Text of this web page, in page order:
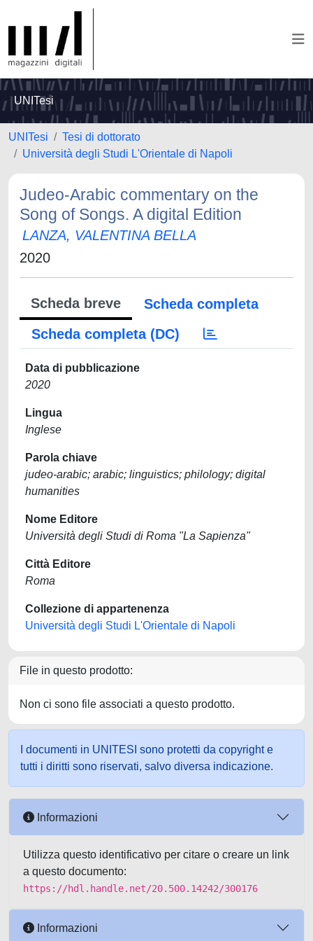
UNITesi
UNITesi
Tesi di dottorato
Università degli Studi L'Orientale di Napoli
Judeo-Arabic commentary on the
Song of Songs. A digital Edition
LANZA, VALENTINA BELLA
2020
Scheda breve
Scheda completa
Scheda completa (DC)
Data di pubblicazione
2020
Lingua
Inglese
Parola chiave
judeo-arabic; arabic; linguistics; philology; digital
humanities
Nome Editore
Università degli Studi di Roma "La Sapienza"
Città Editore
Roma
Collezione di appartenenza
Università degli Studi L'Orientale di Napoli
File in questo prodotto:
Non ci sono file associati a questo prodotto.
I documenti in UNITESI sono protetti da copyright e
tutti i diritti sono riservati, salvo diversa indicazione.
Informazioni
Utilizza questo identificativo per citare o creare un link
a questo documento:
https://hdl.handle.net/20.500.14242/300176
Informazioni